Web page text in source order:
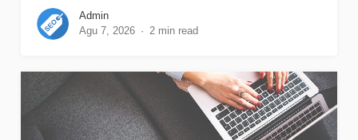
Admin
Agu 7, 2026
2 min read